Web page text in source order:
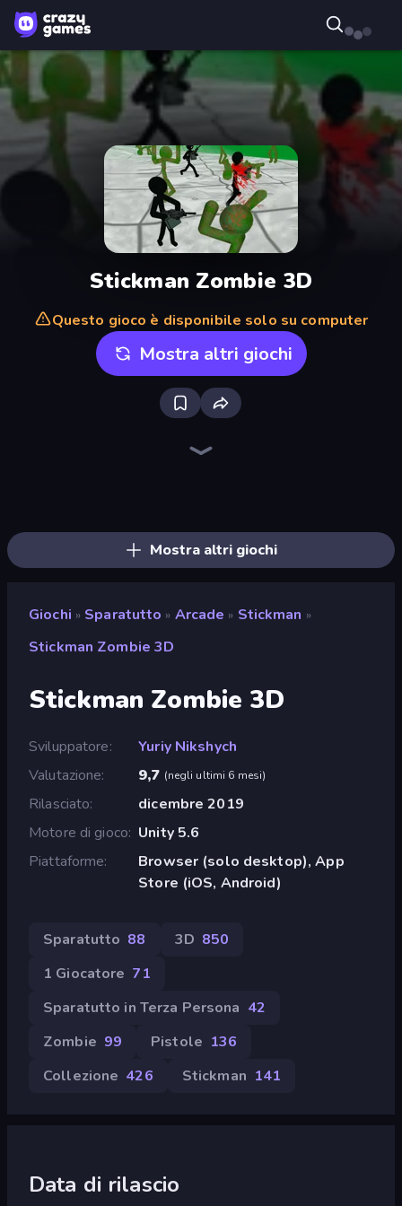
Stickman Zombie 3D
Questo gioco è disponibile solo su computer
Mostra altri giochi
Mostra altri giochi
Giochi » Sparatutto » Arcade » Stickman »
Stickman Zombie 3D
Stickman Zombie 3D
Sviluppatore
Yuriy Nikshych
Valutazione
9,7 (negli ultimi 6 mesi)
Rilasciato
dicembre 2019
Motore di gioco Unity 5.6
Piattaforme
Browser (solo desktop), App
Store (iOS, Android)
Sparatutto 88 3D 850
1 Giocatore 71
Sparatutto in Terza Persona 42
Zombie 99 Pistole 136
Collezione 426 Stickman 141
Data di rilascio